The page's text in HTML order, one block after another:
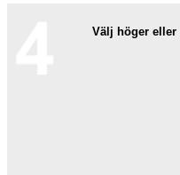
Välj höger eller